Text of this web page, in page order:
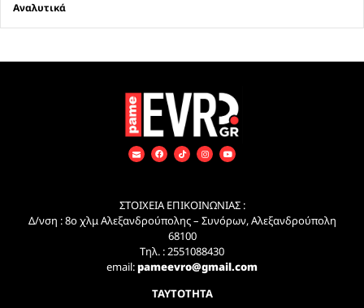
Αναλυτικά
ΣΤΟΙΧΕΙΑ ΕΠΙΚΟΙΝΩΝΙΑΣ :
Δ/νση : 8ο χλμ Αλεξανδρούπολης – Συνόρων, Αλεξανδρούπολη
68100
Τηλ. : 2551088430
email:pameevro@gmail.com
ΤΑΥΤΟΤΗΤΑ